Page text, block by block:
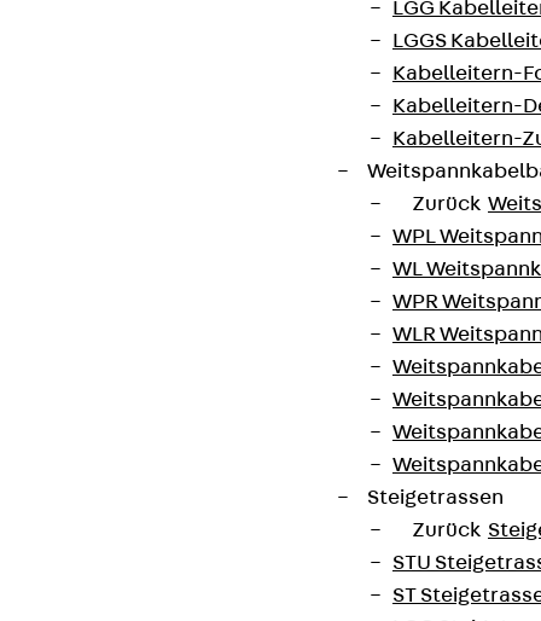
LGG
LGGS
Kabelleitern-
Kabelleitern-
Kabelleitern-
Zurück
WPL
WL
WPR
WLR
Steigetrassen
Zurück
STU
ST